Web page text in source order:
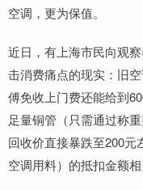
空调，更为保值。
近日，有上海市民向观
击消费痛点的现实：旧
傅免收上门费还能给到
足量铜管（只需通过称
回收价直接暴跌至200
空调用料）的抵扣金额